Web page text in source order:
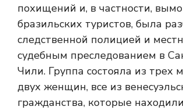
похищений и, в частности,
бразильских туристов, была
следственной полицией и
судебным преследованием в
Чили. Группа состояла из трех
двух женщин, все из
гражданства, которые